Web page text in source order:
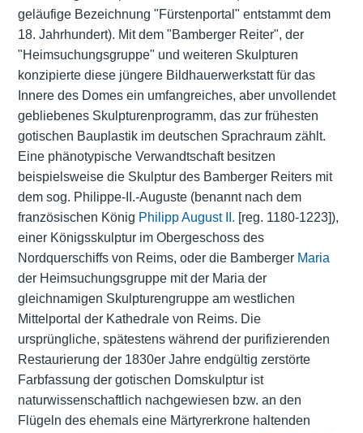
geläufige Bezeichnung "Fürstenportal" entstammt dem
18. Jahrhundert). Mit dem "Bamberger Reiter", der
"Heimsuchungsgruppe" und weiteren Skulpturen
konzipierte diese jüngere Bildhauerwerkstatt für das
Innere des Domes ein umfangreiches, aber unvollendet
gebliebenes Skulpturenprogramm, das zur frühesten
gotischen Bauplastikim deutschen Sprachraum zählt.
Eine phänotypische Verwandtschaft besitzen
beispielsweise die Skulptur des Bamberger Reiters mit
dem sog. Philippe-II.-Auguste (benannt nach dem
französischen König Philipp August II. [reg. 1180-1223]),
einer Königsskulptur im Obergeschoss des
Nordquerschiffs von Reims, oder die Bamberger Maria
der Heimsuchungsgruppe mit der Maria der
gleichnamigen Skulpturengruppe am westlichen
Mittelportal der Kathedrale von Reims. Die
ursprüngliche, spätestens während der purifizierenden
Restaurierung der 1830er Jahre endgültig zerstörte
Farbfassung der gotischen Domskulptur ist
naturwissenschaftlich nachgewiesen bzw. an den
Flügeln des ehemals eine Märtyrerkrone haltenden